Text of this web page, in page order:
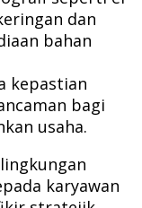
dan
bahan
kepastian
bagi
usaha.
karyawan